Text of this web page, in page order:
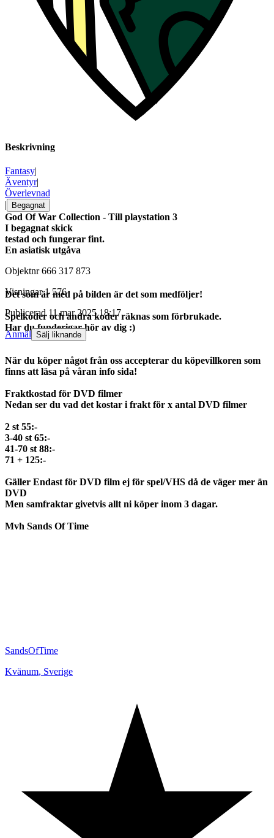
Beskrivning
Fantasy|
Äventyr|
Överlevnad
|
Begagnat
God Of War Collection - Till playstation 3
I begagnat skick
testad och fungerar fint.
En asiatisk utgåva
Det som är med på bilden är det som medföljer!
Spelkoder och andra koder räknas som förbrukade.
Har du funderigar hör av dig :)
När du köper något från oss accepterar du köpevillkoren som
finns att läsa på våran info sida!
Fraktkostad för DVD filmer
Nedan ser du vad det kostar i frakt för x antal DVD filmer
2 st 55:-
3-40 st 65:-
41-70 st 88:-
71 + 125:-
Gäller Endast för DVD film ej för spel/VHS då de väger mer än
DVD
Men samfraktar givetvis allt ni köper inom 3 dagar.
Mvh Sands Of Time
Objektnr 666 317 873
Visningar 1 576
Publicerad 11 mar 2025 18:17
Anmäl Sälj liknande
SandsOfTime
Kvänum, Sverige